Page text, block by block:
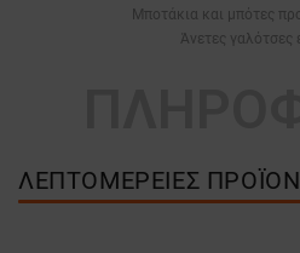
Μποτάκια και μπότες
Άνετες γαλότσες
ΛΕΠΤΟΜΈΡΕΙΕΣ